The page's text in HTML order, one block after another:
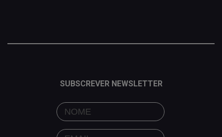
SUBSCREVER NEWSLETTER